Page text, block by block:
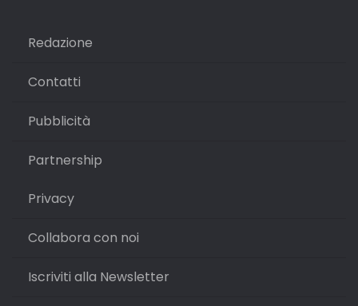
Redazione
Contatti
Pubblicità
Partnership
Privacy
Collabora con noi
Iscriviti alla Newsletter